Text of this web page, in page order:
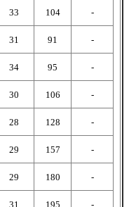
33 104
-
31 91
-
34 95
-
30 106
-
28 128
-
29 157
-
29 180
-
31 195 -